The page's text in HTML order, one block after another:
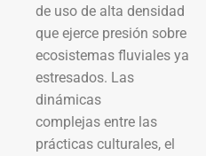
de uso de alta densidad
que ejerce presión sobre
ecosistemas fluviales ya
estresados. Las
dinámicas
complejas entre las
prácticas culturales, el